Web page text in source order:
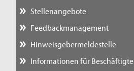
Stellenangebote
Feedbackmanagement
Hinweisgebermeldestelle
Informationen für Beschäftigte